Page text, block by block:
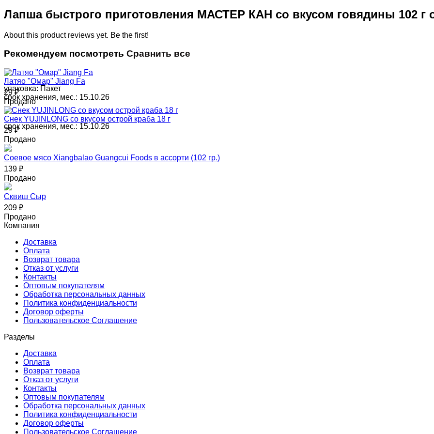
Лапша быстрого приготовления МАСТЕР КАН со вкусом говядины 102 г
About this product reviews yet. Be the first!
Рекомендуем посмотреть Сравнить все
Латяо "Омар" Jiang Fa
упаковка: Пакет
срок хранения, мес.: 15.10.26
29₽
Продано
Снек YUJINLONG со вкусом острой краба 18 г
срок хранения, мес.: 15.10.26
29₽
Продано
Соевое мясо Xiangbalao Guangcui Foods в ассорти (102 гр.)
139 ₽
Продано
Сквиш Сыр
209 ₽
Продано
Компания
Доставка
Оплата
Возврат товара
Отказ от услуги
Контакты
Оптовым покупателям
Обработка персональных данных
Политика конфиденциальности
Договор оферты
Пользовательское Соглашение
Разделы
Доставка
Оплата
Возврат товара
Отказ от услуги
Контакты
Оптовым покупателям
Обработка персональных данных
Политика конфиденциальности
Договор оферты
Пользовательское Соглашение